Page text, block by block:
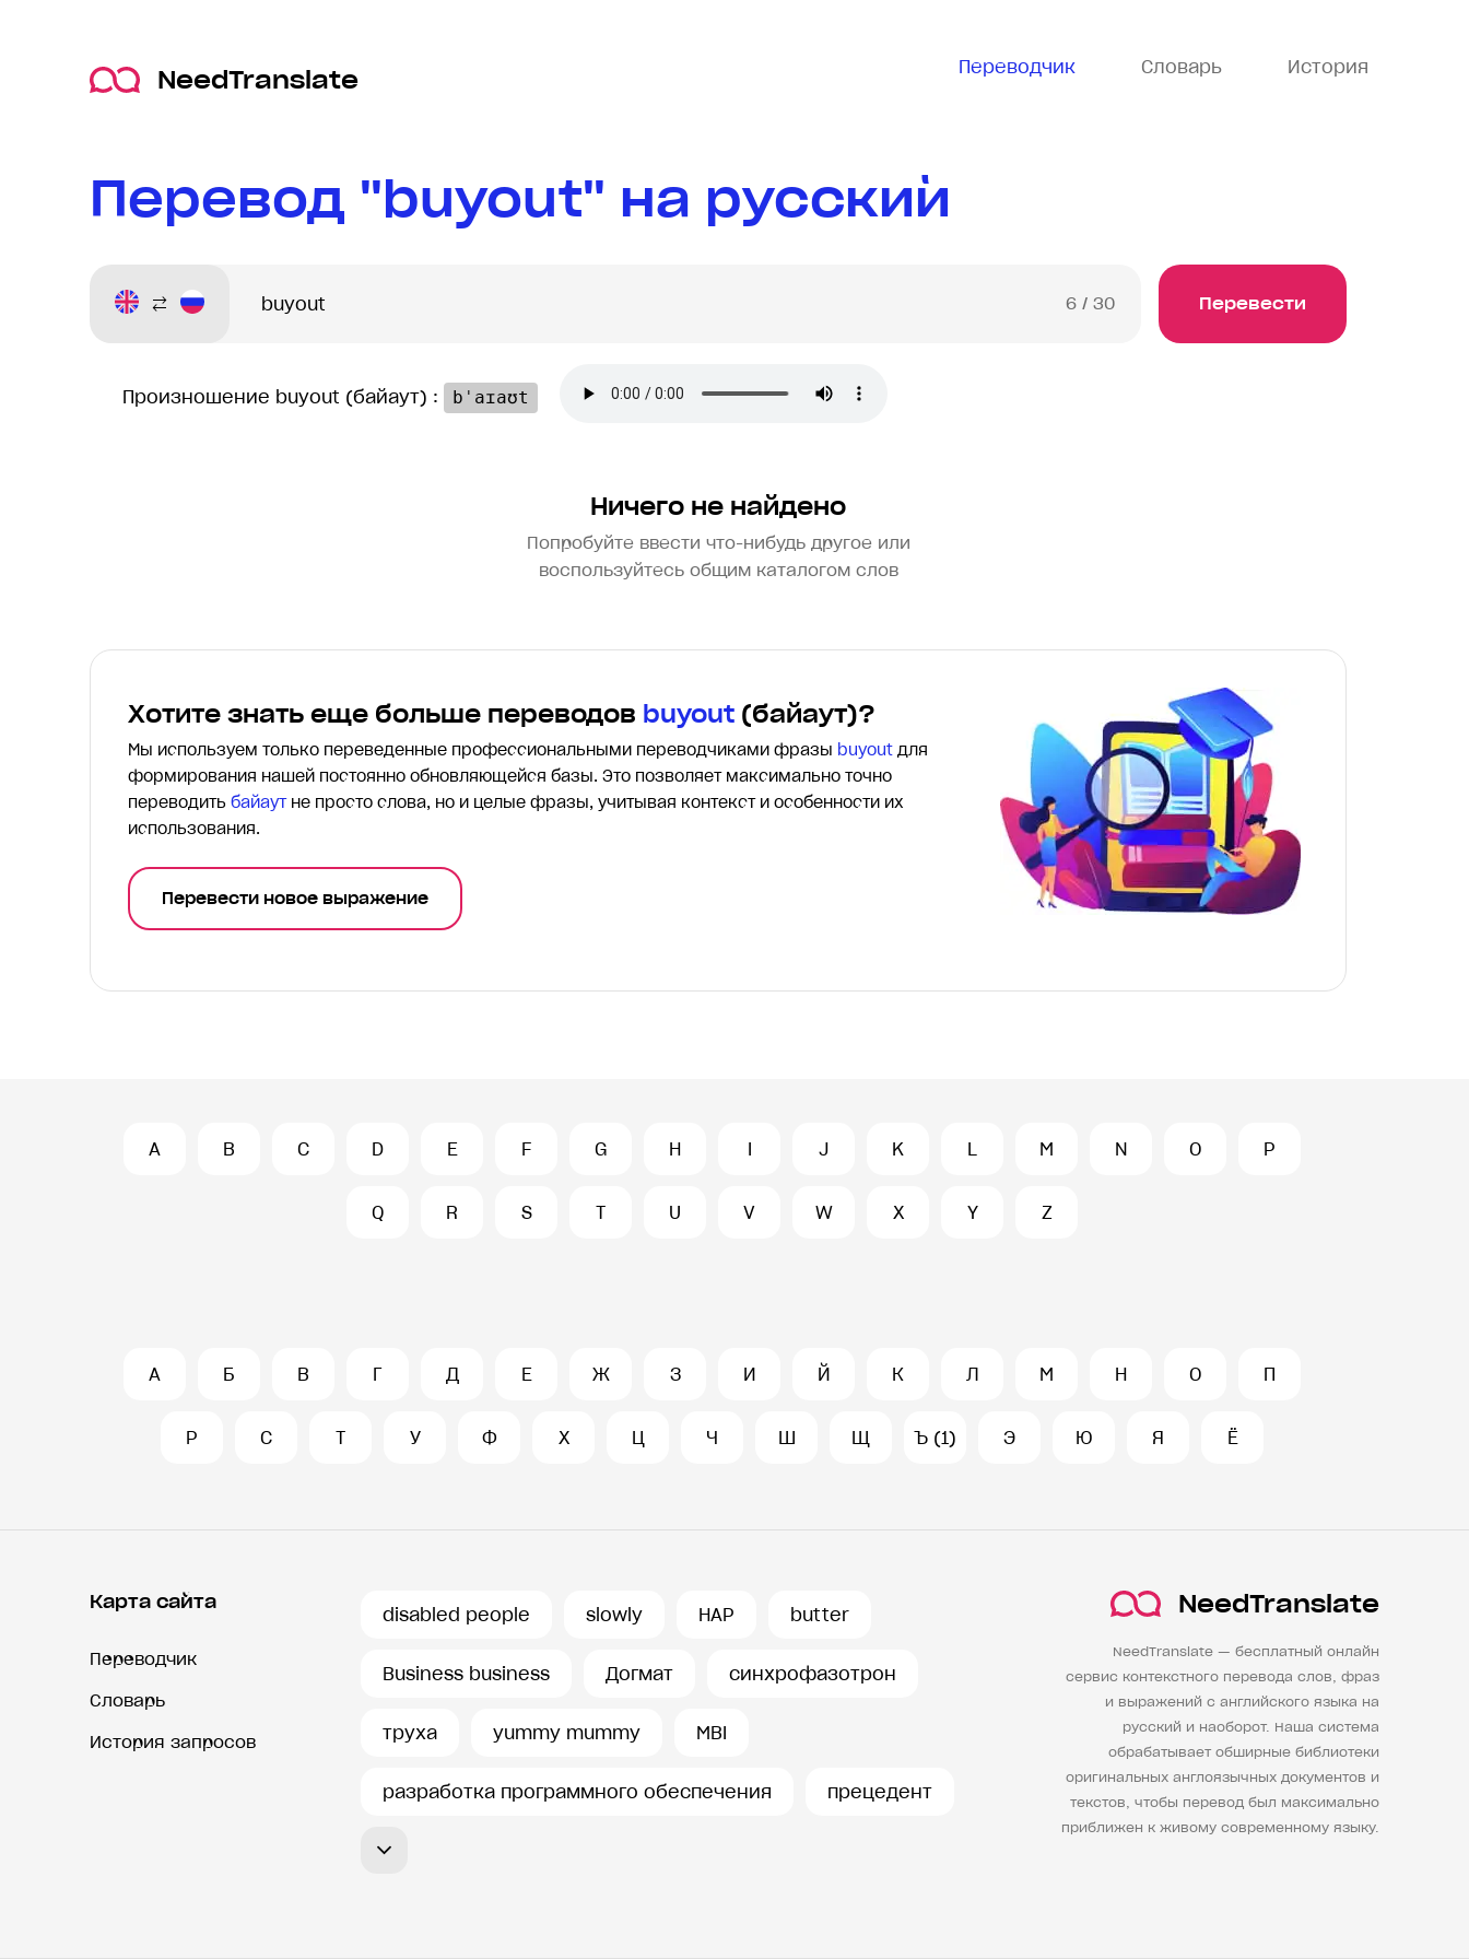
NeedTranslate Переводчик Словарь История
Перевод "buyout" на русский
6 / 30 Перевести
Произношение buyout (байаут) : bˈaɪaʊt
Ничего не найдено
Попробуйте ввести что-нибудь другое или
воспользуйтесь общим каталогом слов
Хотите знать еще больше переводов buyout (байаут)?
Мы используем только переведенные профессиональными переводчиками фразы buyout для
формирования нашей постоянно обновляющейся базы. Это позволяет максимально точно
переводить байаутне просто слова, но и целые фразы, учитывая контекст и особенности их
использования.
Перевести новое выражение
A B C D E F G H I J K L M N O P
Q R S T U V W X Y Z
А Б В Г Д Е Ж З И Й К Л М Н О П
Р С Т У Ф Х Ц Ч Ш Щ Ъ (1) Э Ю Я Ё
Карта сайта
Переводчик
Словарь
История запросов
disabled people slowly HAP butter
Business business Догмат синхрофазотрон
труха yummy mummy MBI
разработка программного обеспечения прецедент
NeedTranslate
NeedTranslate — бесплатный онлайн
сервис контекстного перевода слов, фраз
и выражений с английского языка на
русский и наоборот. Наша система
обрабатывает обширные библиотеки
оригинальных англоязычных документов и
текстов, чтобы перевод был максимально
приближен к живому современному языку.